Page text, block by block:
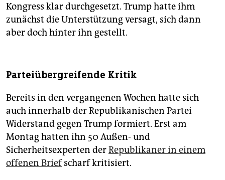
Kongress klar durchgesetzt. Trump hatte ihm
zunächst die Unterstützung versagt, sich dann
aber doch hinter ihn gestellt.
Parteiübergreifende Kritik
Bereits in den vergangenen Wochen hatte sich
auch innerhalb der Republikanischen Partei
Widerstand gegen Trump formiert. Erst am
Montag hatten ihn 50 Außen- und
Sicherheitsexperten derRepublikaner in einem
offenen Briefscharf kritisiert.